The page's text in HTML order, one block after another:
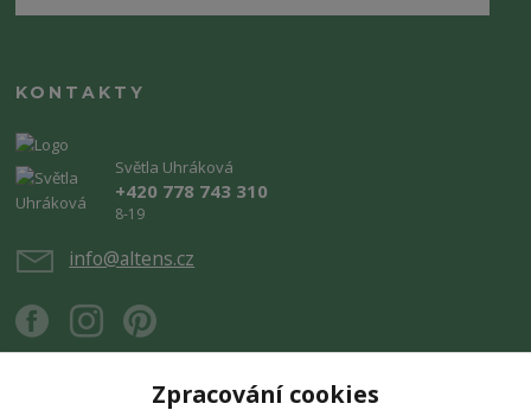
KONTAKTY
Světla Uhráková
+420 778 743 310
8-19
info@altens.cz
Zpracování cookies